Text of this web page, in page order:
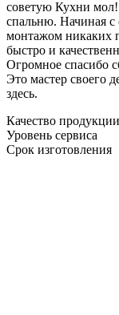
советую Кухни
спальню. Начиная с
монтажом никаких
быстро и
Огромное спасибо
Это мастер своего
здесь.
Качество продукции
Уровень сервиса
Срок изготовления